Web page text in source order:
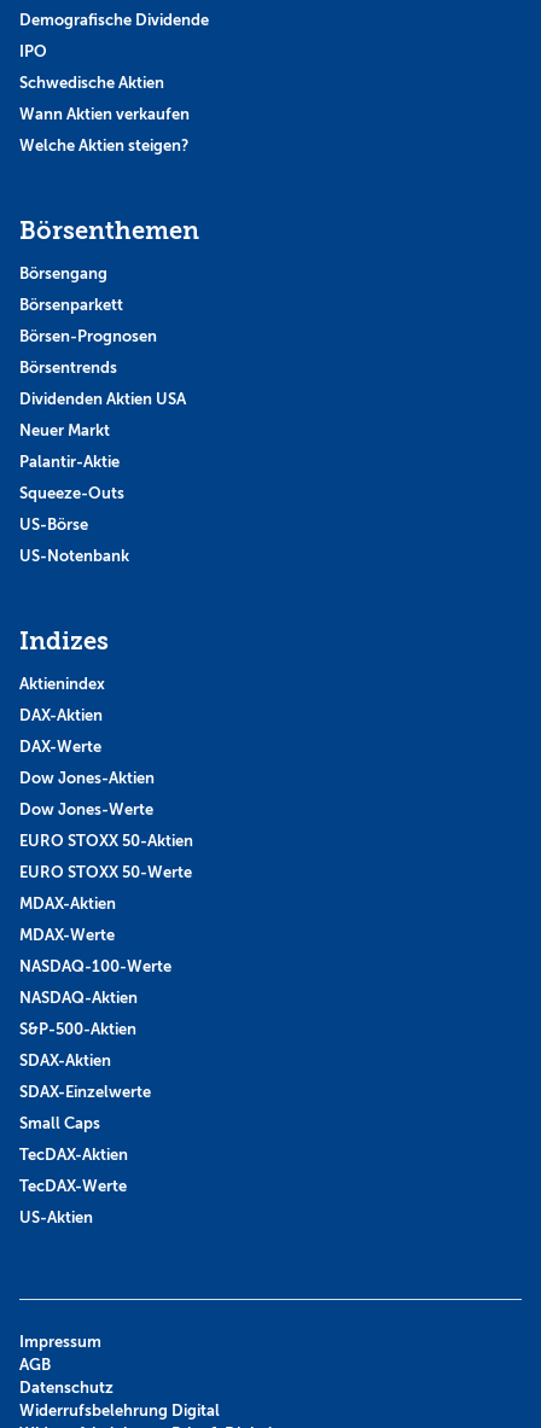
Demografische Dividende
IPO
Schwedische Aktien
Wann Aktien verkaufen
Welche Aktien steigen?
Börsenthemen
Börsengang
Börsenparkett
Börsen-Prognosen
Börsentrends
Dividenden Aktien USA
Neuer Markt
Palantir-Aktie
Squeeze-Outs
US-Börse
US-Notenbank
Indizes
Aktienindex
DAX-Aktien
DAX-Werte
Dow Jones-Aktien
Dow Jones-Werte
EURO STOXX 50-Aktien
EURO STOXX 50-Werte
MDAX-Aktien
MDAX-Werte
NASDAQ-100-Werte
NASDAQ-Aktien
S&P-500-Aktien
SDAX-Aktien
SDAX-Einzelwerte
Small Caps
TecDAX-Aktien
TecDAX-Werte
US-Aktien
Impressum
AGB
Datenschutz
Widerrufsbelehrung Digital